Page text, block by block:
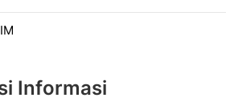
Informasi